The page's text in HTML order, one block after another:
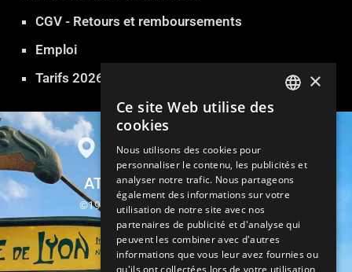
CGV - Retours et remboursements
Emploi
Tarifs 2026
ATLANTIDE SAUNA PARIS
©1999-2026 Atlantide Sauna Hammam
13, rue Parrot 75012 Paris
Métro Gare de Lyon
FRENCH
GERMAN
ITALIAN
SPANISH
TURKISH
×
Ce site Web utilise des
cookies
Nous utilisons des cookies pour
personnaliser le contenu, les publicités et
analyser notre trafic. Nous partageons
également des informations sur votre
utilisation de notre site avec nos
partenaires de publicité et d'analyse qui
peuvent les combiner avec d'autres
informations que vous leur avez fournies ou
qu'ils ont collectées lors de votre utilisation